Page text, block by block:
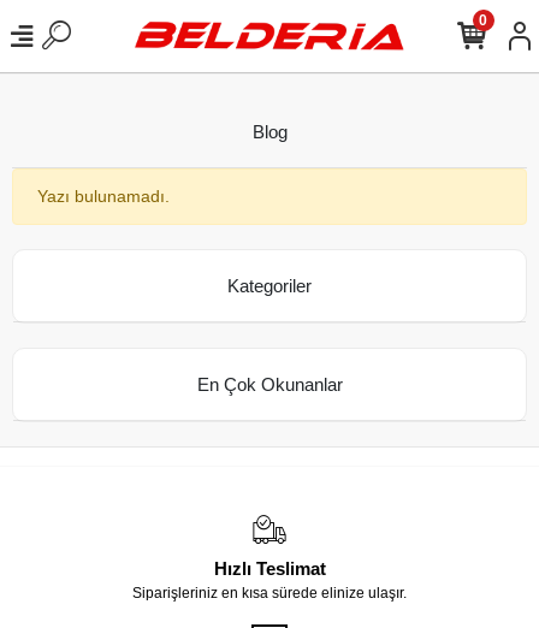
0
Blog
Yazı bulunamadı.
Kategoriler
En Çok Okunanlar
Hızlı Teslimat
Siparişleriniz en kısa sürede elinize ulaşır.